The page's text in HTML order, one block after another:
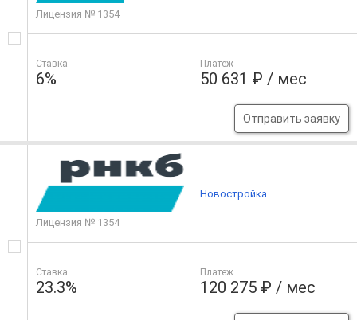
Лицензия № 1354
Ставка
6%
Платеж
50 631 ₽ / мес
Отправить заявку
Лицензия № 1354
Ставка
23.3%
Платеж
120 275 ₽ / мес
Новостройка